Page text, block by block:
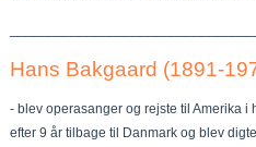
Hans Bakgaard (1891-
- blev operasanger og rejste til Amerika i
efter 9 år tilbage til Danmark og blev